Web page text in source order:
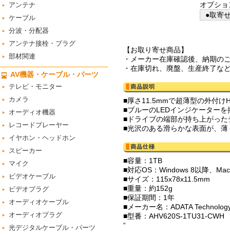
アンテナ
ケーブル
分波・分配器
アンテナ接栓・プラグ
部材関連
AV機器・ケーブル・パーツ
テレビ・モニター
カメラ
オーディオ機器
レコードプレーヤー
イヤホン・ヘッドホン
スピーカー
マイク
ビデオケーブル
ビデオプラグ
オーディオケーブル
オーディオプラグ
光デジタルケーブル・パーツ
オプシ
●取寄
【お取り寄せ商品】
・メーカー在庫確認後、納期の
・在庫切れ、廃盤、生産終了な
■厚さ11.5mmで超薄型の外付け
■ブルーのLEDインジケーター
■ドライブの端部が持ち上がっ
■光沢のある滑らかな表面が、
■容量：1TB
■対応OS：Windows 8以降、
■サイズ：115x78x11.5mm
■重量：約152g
■保証期間：1年
■メーカー名：ADATA
■型番：AHV620S-1TU31-CWH
“